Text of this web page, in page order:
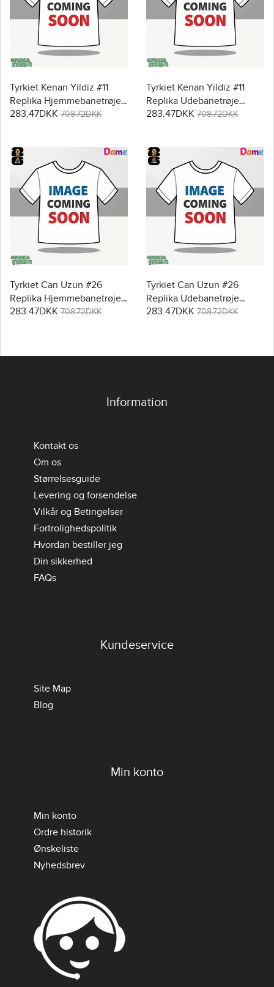
Tyrkiet Kenan Yildiz #11
Replika Hjemmebanetrøje
Dame VM 2026 Kortærmet
283.47DKK 708.72DKK
Tyrkiet Kenan Yildiz #11
Replika Udebanetrøje
Dame VM 2026 Kortærmet
283.47DKK 708.72DKK
Tyrkiet Can Uzun #26
Replika Hjemmebanetrøje
Dame VM 2026 Kortærmet
283.47DKK 708.72DKK
Tyrkiet Can Uzun #26
Replika Udebanetrøje
Dame VM 2026 Kortærmet
283.47DKK 708.72DKK
Information
Kontakt os
Om os
Størrelsesguide
Levering og forsendelse
Vilkår og Betingelser
Fortrolighedspolitik
Hvordan bestiller jeg
Din sikkerhed
FAQs
Kundeservice
Site Map
Blog
Min konto
Min konto
Ordre historik
Ønskeliste
Nyhedsbrev